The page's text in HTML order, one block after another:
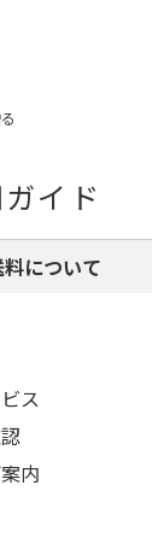
イド
について
ス
内